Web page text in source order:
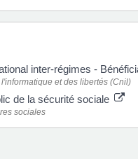
inter-régimes -
et des libertés (Cnil)
de la sécurité sociale
sociales